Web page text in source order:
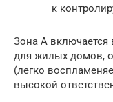
к
Зона А
для жилых домов,
(легко
высокой